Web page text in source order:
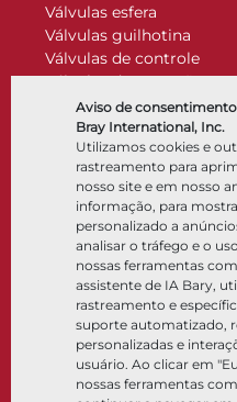
Aviso de
Bray International, Inc.
Utilizamos cookies e
rastreamento para
nosso site e em nosso
informação, para
personalizado a
analisar o tráfego e o
nossas ferramentas
assistente de IA Bary,
rastreamento e
suporte automatizado,
personalizadas e
usuário. Ao clicar em
nossas ferramentas
Válvulas esfera
Válvulas guilhotina
Válvulas de controle
Válvulas de retenção
Atuadores
Acessórios de controle
Criogênico
Empresa
Sobre
Locais
Parceria
Sustentabilidade
Portal do cliente